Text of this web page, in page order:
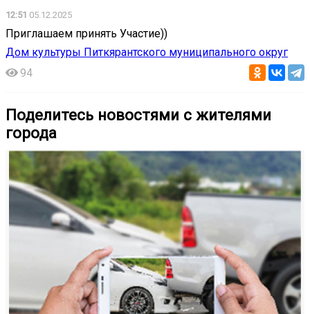
12:51 05.12.2025
Приглашаем принять Участие))
Дом культуры Питкярантского муниципального округ
94
Поделитесь новостями с жителями
города